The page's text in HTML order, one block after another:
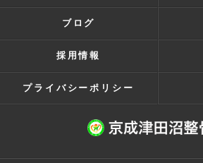
ブログ
採用情報
プライバシーポリシー